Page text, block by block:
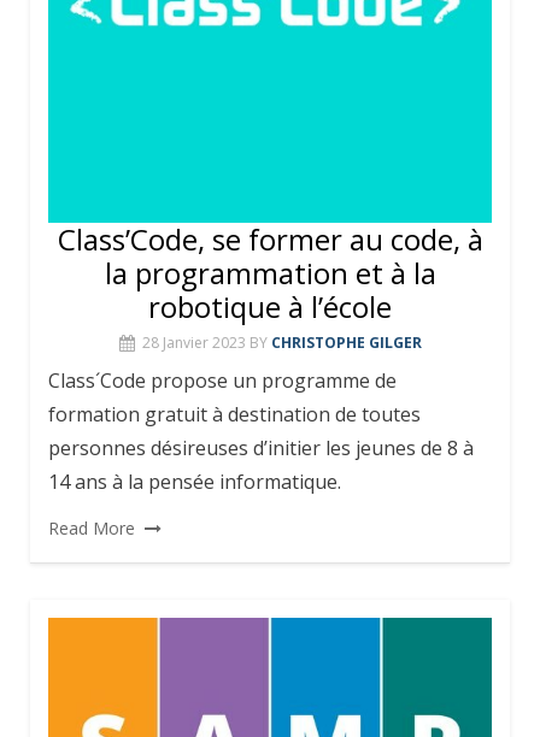
Class’Code, se former au code, à
la programmation et à la
robotique à l’école
28 Janvier 2023 BY CHRISTOPHE GILGER
Class´Code propose un programme de
formation gratuit à destination de toutes
personnes désireuses d’initier les jeunes de 8 à
14 ans à la pensée informatique.
Read More